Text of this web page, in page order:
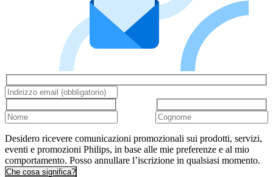
Desidero ricevere comunicazioni promozionali sui prodotti, servizi,
eventi e promozioni Philips, in base alle mie preferenze e al mio
comportamento. Posso annullare l’iscrizione in qualsiasi momento.
Che cosa significa?